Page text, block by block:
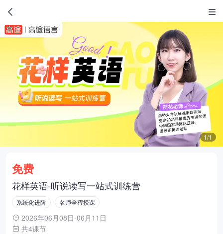
1/1
免费
花样英语-听说读写一站式训练营
系统化进阶 名师全程授课
2026年06月08日-06月11日
共4课节